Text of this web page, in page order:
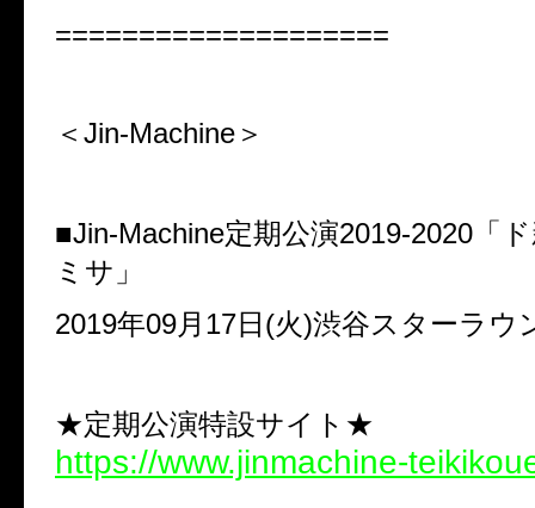
====================
＜Jin-Machine＞
■Jin-Machine定期公演2019-2020「
ミサ」
2019年09月17日(火)渋谷スターラウ
★定期公演特設サイト★
https://www.jinmachine-